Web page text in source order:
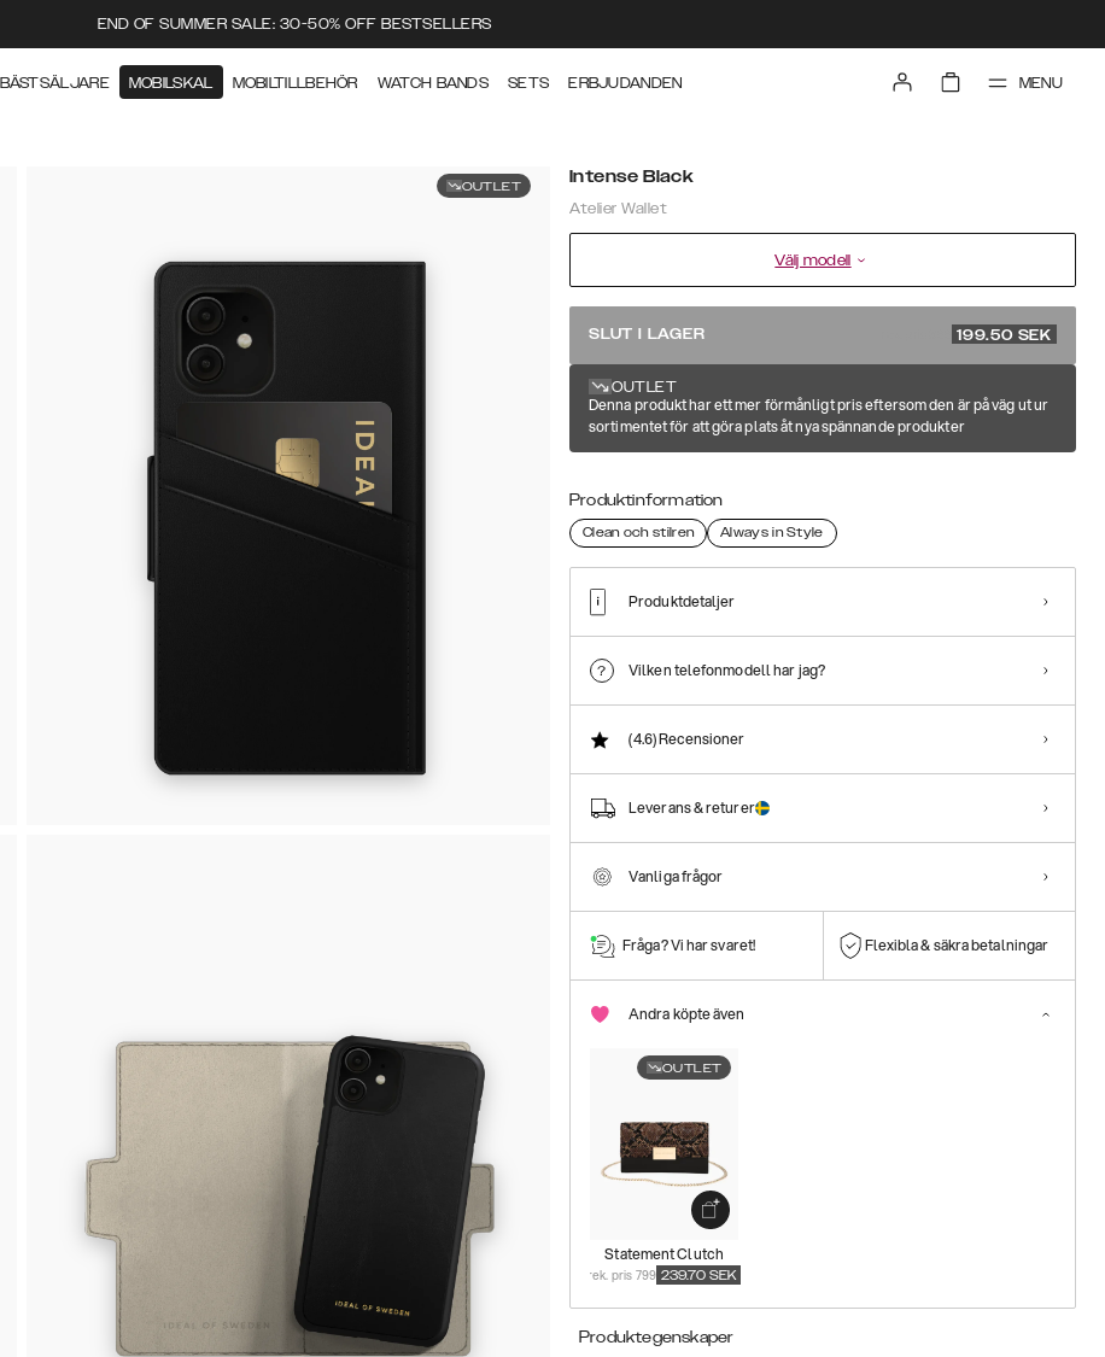
END OF SUMMER SALE: 30-50% OFF BESTSELLERS
BÄSTSÄLJARE MOBILSKAL MOBILTILLBEHÖR WATCH BANDS SETS ERBJUDANDEN MENU
OUTLET Intense Black
Atelier Wallet
Välj modell
SLUT I LAGER 199.50 SEK
OUTLET
Denna produkt har ett mer förmånligt pris eftersom den är på väg ut ur
sortimentet för att göra plats åt nya spännande produkter
Produktinformation
Clean och stilren Always in Style
Produktdetaljer
Vilken telefonmodell har jag?
(4.6)Recensioner
Leverans & returer
Vanliga frågor
Fråga? Vi har svaret! Flexibla & säkra betalningar
Andra köpte även
OUTLET
Statement Clutch
rek. pris 799 239.70 SEK
Produktegenskaper